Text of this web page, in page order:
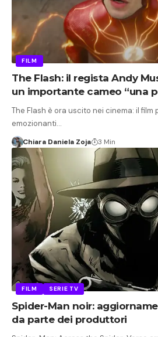
FILM
The Flash: il regista Andy
un importante cameo “una
The Flash è ora uscito nei cinema: il film
emozionanti…
Chiara Daniela Zoja 3 Min
FILM SERIE TV
Spider-Man noir:
da parte dei produttori